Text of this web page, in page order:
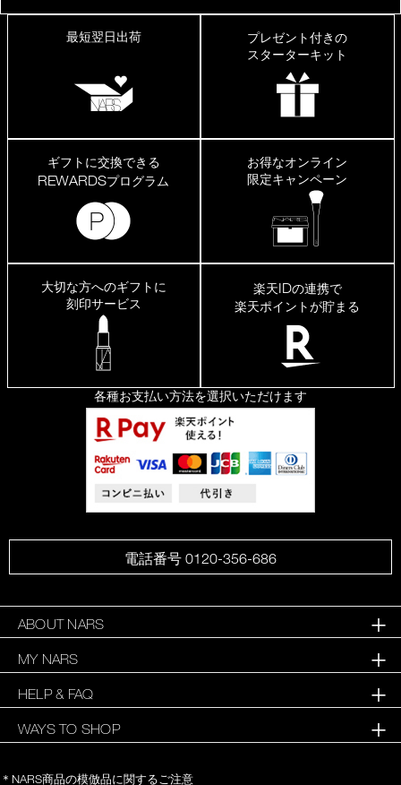
最短翌日出荷
プレゼント付きの
スターターキット
ギフトに交換できる
REWARDSプログラム
お得なオンライン
限定キャンペーン
大切な方へのギフトに
刻印サービス
楽天IDの連携で
楽天ポイントが貯まる
各種お支払い方法を選択いただけます
電話番号 0120-356-686
ABOUT NARS
MY NARS
HELP & FAQ
WAYS TO SHOP
＊NARS商品の模倣品に関するご注意